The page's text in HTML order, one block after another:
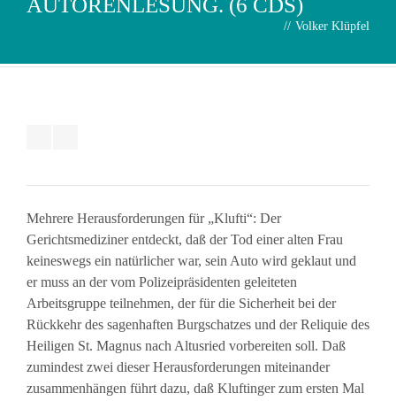
AUTORENLESUNG. (6 CDS)
// Volker Klüpfel
Mehrere Herausforderungen für „Klufti“: Der
Gerichtsmediziner entdeckt, daß der Tod einer alten Frau
keineswegs ein natürlicher war, sein Auto wird geklaut und
er muss an der vom Polizeipräsidenten geleiteten
Arbeitsgruppe teilnehmen, der für die Sicherheit bei der
Rückkehr des sagenhaften Burgschatzes und der Reliquie des
Heiligen St. Magnus nach Altusried vorbereiten soll. Daß
zumindest zwei dieser Herausforderungen miteinander
zusammenhängen führt dazu, daß Kluftinger zum ersten Mal